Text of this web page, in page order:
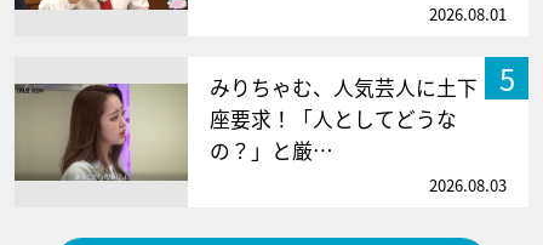
2026.08.01
5
みりちゃむ、人気芸人に土下
座要求！「人としてどうな
の？」と厳…
2026.08.03